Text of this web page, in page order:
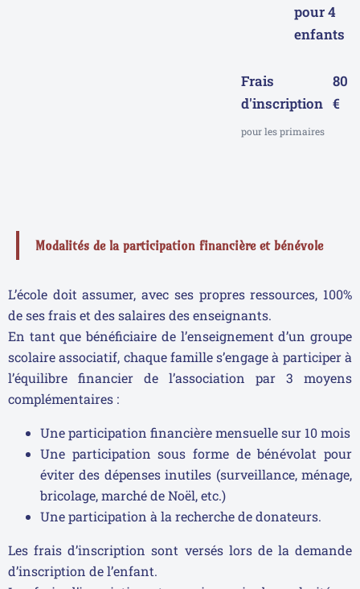
pour 4
enfants
Frais
d'inscription
80
€
pour les primaires
Modalités de la participation financière et bénévole
L’école doit assumer, avec ses propres ressources, 100%
de ses frais et des salaires des enseignants.
En tant que bénéficiaire de l’enseignement d’un groupe
scolaire associatif, chaque famille s’engage à participer à
l’équilibre financier de l’association par 3 moyens
complémentaires :
Une participation financière mensuelle sur 10 mois
Une participation sous forme de bénévolat pour
éviter des dépenses inutiles (surveillance, ménage,
bricolage, marché de Noël, etc.)
Une participation à la recherche de donateurs.
Les frais d’inscription sont versés lors de la demande
d’inscription de l’enfant.